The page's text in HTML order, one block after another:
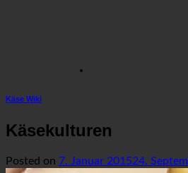
Käse Wiki
Käsekulturen
Posted on 7. Januar 201524.